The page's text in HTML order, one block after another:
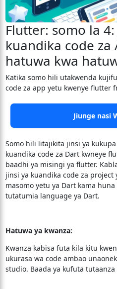
Flutter: somo la 4:
kuandika code za
hatuwa kwa
Katika somo hili utakwenda
code za app yetu kwenye flutter
Jiunge nasi
Somo hili litajikita jinsi ya
kuandika code za Dart kwneye
baadhi ya misingi ya flutter.
jinsi ya kuandika code za project
masomo yetu ya Dart kama
tutatumia language ya Dart.
Hatuwa ya kwanza:
Kwanza kabisa futa kila kitu
ukurasa wa code ambao
studio. Baada ya kufuta